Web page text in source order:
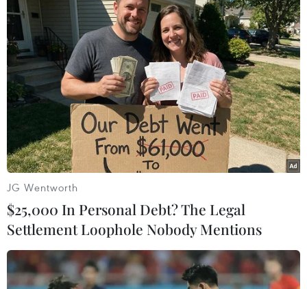
Hong Kong (Trung Quốc) đến Delhi (Ấn Độ) đã bị bốc
cháy ngay sau khi hạ cánh xuống sân bay quốc tế
Indira Gandhi.
JG Wentworth
$25,000 In Personal Debt? The Legal
Settlement Loophole Nobody Mentions